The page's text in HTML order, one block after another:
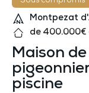
Montpezat
de 400.000€
Maison
piscine